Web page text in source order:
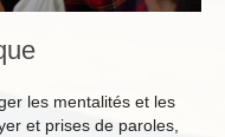
les mentalités et les
et prises de paroles,